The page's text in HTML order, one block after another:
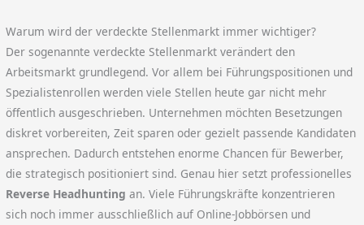
Warum wird der verdeckte Stellenmarkt immer wichtiger?
Der sogenannte verdeckte Stellenmarkt verändert den
Arbeitsmarkt grundlegend. Vor allem bei Führungspositionen und
Spezialistenrollen werden viele Stellen heute gar nicht mehr
öffentlich ausgeschrieben. Unternehmen möchten Besetzungen
diskret vorbereiten, Zeit sparen oder gezielt passende Kandidaten
ansprechen. Dadurch entstehen enorme Chancen für Bewerber,
die strategisch positioniert sind. Genau hier setzt professionelles
Reverse Headhunting an. Viele Führungskräfte konzentrieren
sich noch immer ausschließlich auf Online-Jobbörsen und